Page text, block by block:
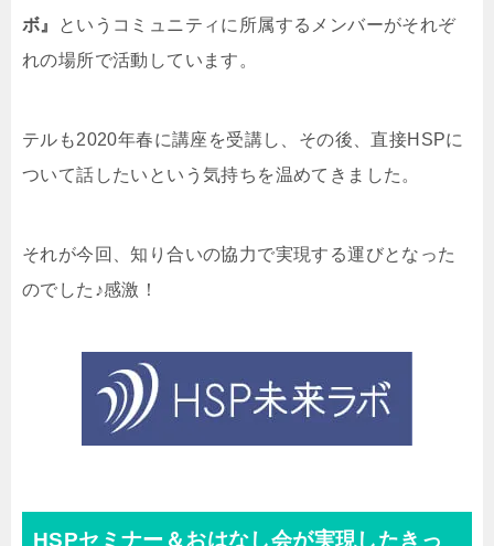
ボ』
というコミュニティに所属するメンバーがそれぞ
れの場所で活動しています。
テルも2020年春に講座を受講し、その後、直接HSPに
ついて話したいという気持ちを温めてきました。
それが今回、知り合いの協力で実現する運びとなった
のでした♪感激！
HSPセミナー＆おはなし会が実現したきっ